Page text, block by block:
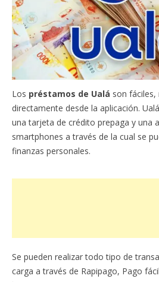
Los préstamos de Ualá son fáciles,
directamente desde la aplicación.
una tarjeta de crédito prepaga y una
smartphones a través de la cual se
finanzas personales.
Se pueden realizar todo tipo de
carga a través de Rapipago, Pago